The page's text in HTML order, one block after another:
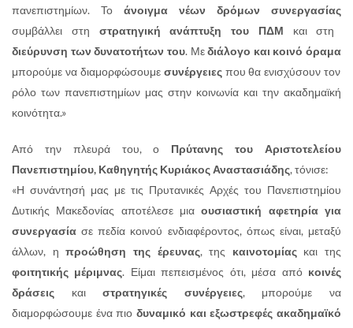
πανεπιστημίων. Το άνοιγμα νέων δρόμων συνεργασίας
συμβάλλει στη στρατηγική ανάπτυξη του ΠΔΜ και στη
διεύρυνση των δυνατοτήτων του. Μεδιάλογο και κοινό όραμα
μπορούμε να διαμορφώσουμε συνέργειεςπου θα ενισχύσουν τον
ρόλο των πανεπιστημίων μας στην κοινωνία και την ακαδημαϊκή
κοινότητα.»
Από την πλευρά του, ο Πρύτανης του Αριστοτελείου
Πανεπιστημίου, Καθηγητής Κυριάκος Αναστασιάδης, τόνισε:
«Η συνάντησή μας με τις Πρυτανικές Αρχές του Πανεπιστημίου
Δυτικής Μακεδονίας αποτέλεσε μιαουσιαστική αφετηρία για
συνεργασία σε πεδία κοινού ενδιαφέροντος, όπως είναι, μεταξύ
άλλων, ηπροώθηση της έρευνας, της καινοτομίαςκαι της
φοιτητικής μέριμνας. Είμαι πεπεισμένος ότι, μέσα από κοινές
δράσεις καιστρατηγικές συνέργειες, μπορούμε να
διαμορφώσουμε ένα πιο δυναμικό και εξωστρεφές ακαδημαϊκό